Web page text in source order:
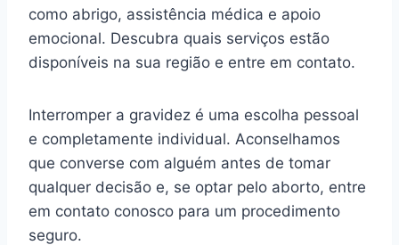
como abrigo, assistência médica e apoio
emocional. Descubra quais serviços estão
disponíveis na sua região e entre em contato.
Interromper a gravidez é uma escolha pessoal
e completamente individual. Aconselhamos
que converse com alguém antes de tomar
qualquer decisão e, se optar pelo aborto, entre
em contato conosco para um procedimento
seguro.